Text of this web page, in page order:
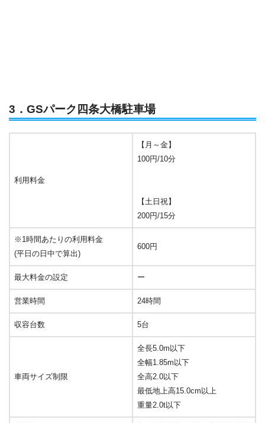
3．GSパーク四条大橋駐車場
利用料金
【月～金】
100円/10分
【土日祝】
200円/15分
※1時間あたりの利用料金
(平日の日中で算出)
600円
最大料金の設定 ー
営業時間 24時間
収容台数 5台
車両サイズ制限
全長5.0m以下
全幅1.85m以下
全高2.0以下
最低地上高15.0cm以上
重量2.0t以下